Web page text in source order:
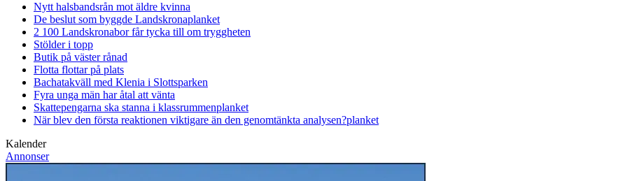
Nytt halsbandsrån mot äldre kvinna
De beslut som byggde Landskronaplanket
2 100 Landskronabor får tycka till om tryggheten
Stölder i topp
Butik på väster rånad
Flotta flottar på plats
Bachatakväll med Klenia i Slottsparken
Fyra unga män har åtal att vänta
Skattepengarna ska stanna i klassrummenplanket
När blev den första reaktionen viktigare än den genomtänkta analysen?planket
Kalender
Annonser